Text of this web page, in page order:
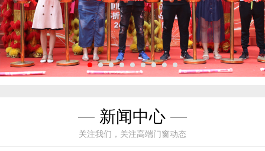
— 新闻中心 —
关注我们，关注高端门窗动态